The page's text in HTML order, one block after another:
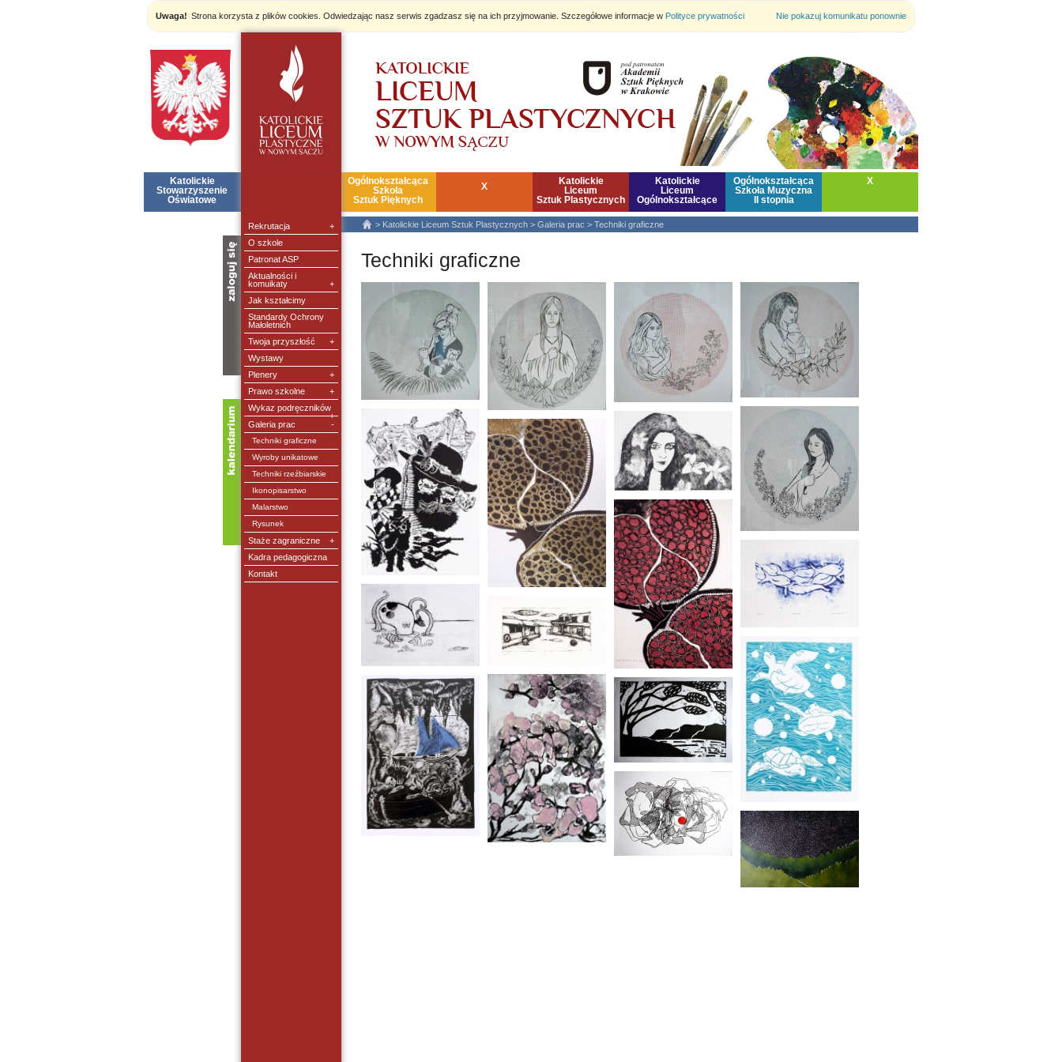
Uwaga! Strona korzysta z plików cookies. Odwiedzając nasz serwis zgadzasz się na ich przyjmowanie. Szczegółowe informacje w Polityce prywatności Nie pokazuj komunikatu ponownie
Rekrutacja
+
O szkole
Patronat ASP
Aktualności i
komuikaty
+
Jak kształcimy
Standardy Ochrony
Małoletnich
Twoja przyszłość
+
Wystawy
Plenery
+
Prawo szkolne
+
Wykaz podręczników
+
Galeria prac
-
Techniki graficzne
Wyroby unikatowe
Techniki rzeźbiarskie
Ikonopisarstwo
Malarstwo
Rysunek
Staże zagraniczne
+
Kadra pedagogiczna
Kontakt
Katolickie
Stowarzyszenie
Oświatowe
Ogólnokształcąca
Szkoła
Sztuk Pięknych
X
Katolickie
Liceum
Sztuk Plastycznych
Katolickie
Liceum
Ogólnokształcące
Ogólnokształcąca
Szkoła Muzyczna
II stopnia
X
nazwa:
hasło:
od dnia:
> Katolickie Liceum Sztuk Plastycznych > Galeria prac > Techniki graficzne
Techniki graficzne